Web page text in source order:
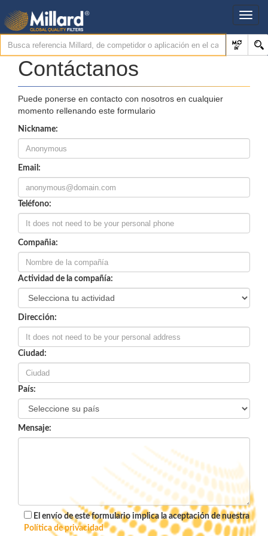
Contáctanos
Puede ponerse en contacto con nosotros en cualquier
momento rellenando este formulario
Nickname:
Email:
Teléfono:
Compañia:
Actividad de la compañía:
Dirección:
Ciudad:
País:
Mensaje:
El envío de este formulario implica la aceptación de nuestra
Política de privacidad